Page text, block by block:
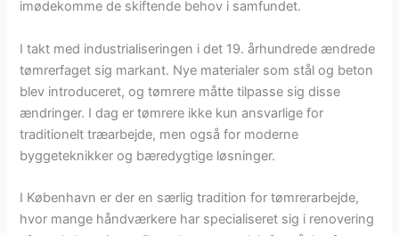
imødekomme de skiftende behov i samfundet.
I takt med industrialiseringen i det 19. århundrede ændrede
tømrerfaget sig markant. Nye materialer som stål og beton
blev introduceret, og tømrere måtte tilpasse sig disse
ændringer. I dag er tømrere ikke kun ansvarlige for
traditionelt træarbejde, men også for moderne
byggeteknikker og bæredygtige løsninger.
I København er der en særlig tradition for tømrerarbejde,
hvor mange håndværkere har specialiseret sig i renovering